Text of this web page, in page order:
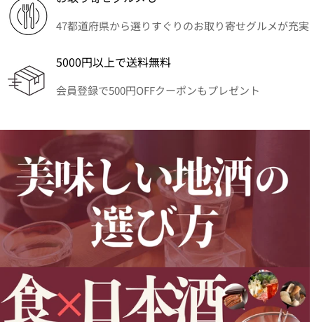
47都道府県から選りすぐりのお取り寄せグルメが充実
5000円以上で送料無料
会員登録で500円OFFクーポンもプレゼント